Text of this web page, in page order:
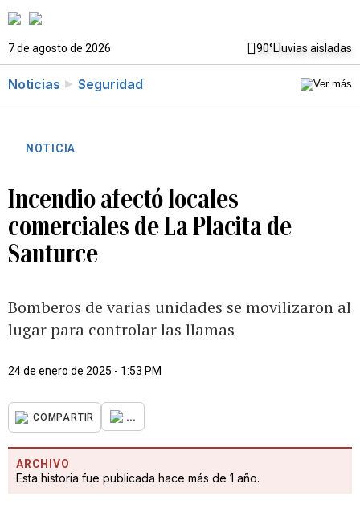
7 de agosto de 2026 90°Lluvias aisladas
Noticias Seguridad
NOTICIA
Incendio afectó locales
comerciales de La Placita de
Santurce
Bomberos de varias unidades se movilizaron al
lugar para controlar las llamas
24 de enero de 2025 - 1:53 PM
COMPARTIR ...
ARCHIVO
Esta historia fue publicada hace más de 1 año.